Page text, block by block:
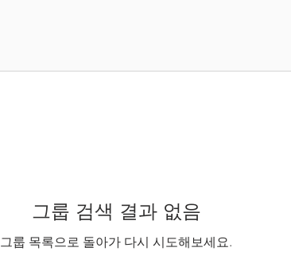
그룹 검색 결과 없음
그룹 목록으로 돌아가 다시 시도해보세요.